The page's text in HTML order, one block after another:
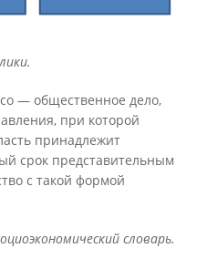
— общественное дело,
при которой
принадлежит
срок представительным
с такой формой
словарь.